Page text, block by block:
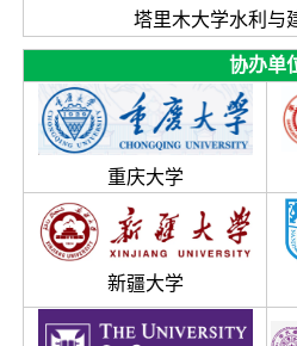
塔里木大学水利与
协办单
重庆大学
新疆大学